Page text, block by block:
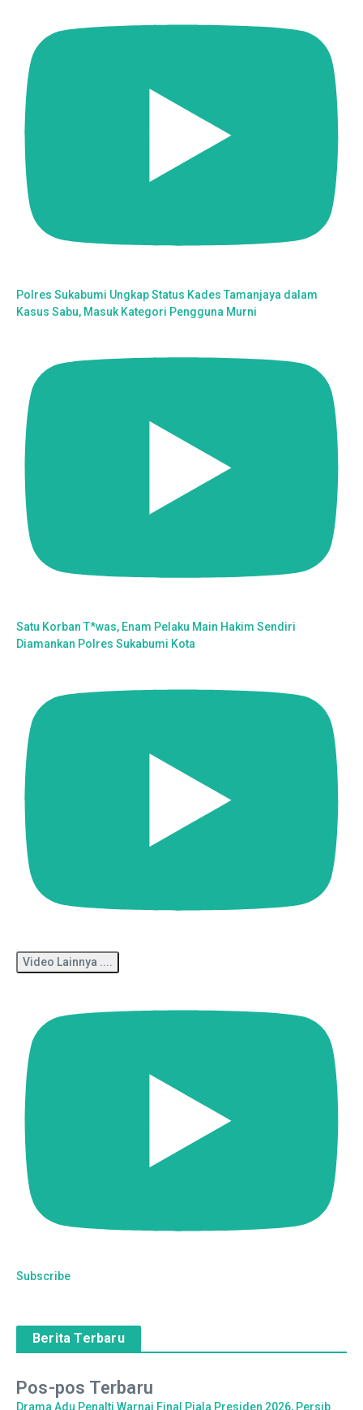
Polres Sukabumi Ungkap Status Kades Tamanjaya dalam
Kasus Sabu, Masuk Kategori Pengguna Murni
Satu Korban T*was, Enam Pelaku Main Hakim Sendiri
Diamankan Polres Sukabumi Kota
Video Lainnya ....
Subscribe
Berita Terbaru
Pos-pos Terbaru
Drama Adu Penalti Warnai Final Piala Presiden 2026, Persib